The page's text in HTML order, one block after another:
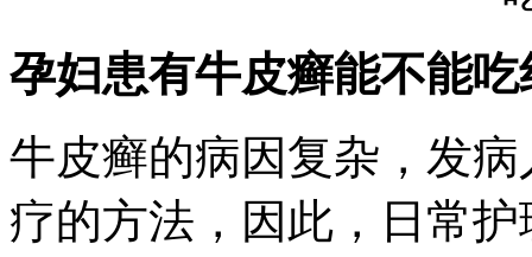
孕妇患有牛皮癣能不能吃
牛皮癣的病因复杂，发
疗的方法，因此，日常